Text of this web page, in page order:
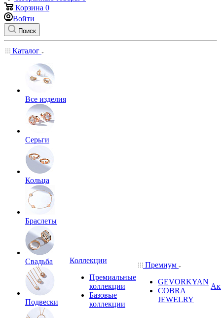
Корзина 0
Войти
Поиск
Каталог
Все изделия
Серьги
Кольца
Браслеты
Свадьба
Подвески
Коллекции
Премиальные
коллекции
Базовые
коллекции
Премиум
GEVORKYAN
COBRA
JEWELRY